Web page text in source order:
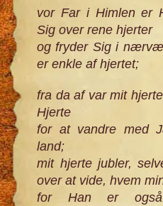
vor Far i Himlen er
Sig over rene hjerter
og fryder Sig i
er enkle af hjertet;
fra da af var mit
Hjerte
for at vandre med
land;
mit hjerte jubler,
over at vide, hvem
for Han er